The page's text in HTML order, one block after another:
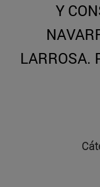
Y
LARROSA.